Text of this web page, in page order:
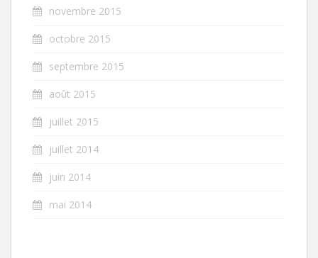
novembre 2015
octobre 2015
septembre 2015
août 2015
juillet 2015
juillet 2014
juin 2014
mai 2014